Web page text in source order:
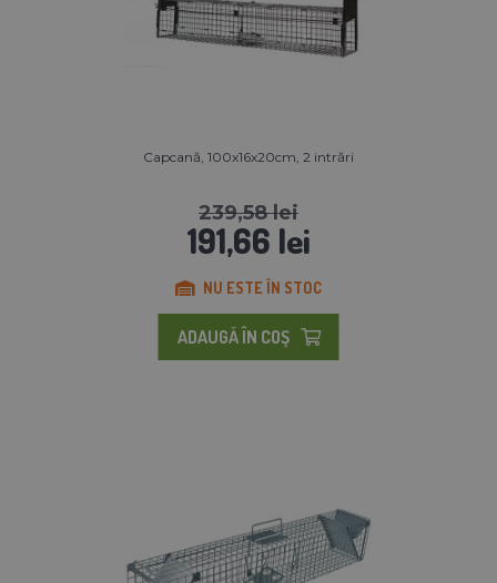
Capcană, 100x16x20cm, 2 intrări
239,58 lei
191,66 lei
NU ESTE ÎN STOC
ADAUGĂ ÎN COŞ